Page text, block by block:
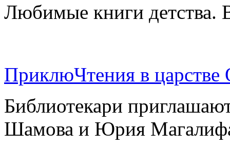
Любимые книги детства.
ПриклюЧтения в
Библиотекари
Шамова и Юрия